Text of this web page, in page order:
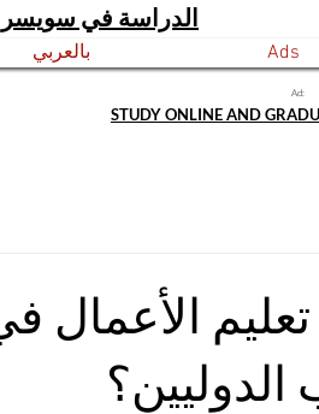
الدراسة في
بالعربي Ads
Ad:
STUDY ONLINE AND
الأعمال